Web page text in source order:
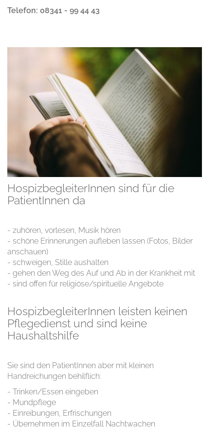
Telefon: 08341 - 99 44 43
HospizbegleiterInnen sind für die
PatientInnen da
- zuhören, vorlesen, Musik hören
- schöne Erinnerungen aufleben lassen (Fotos, Bilder
anschauen)
- schweigen, Stille aushalten
- gehen den Weg des Auf und Ab in der Krankheit mit
- sind offen für religiöse/spirituelle Angebote
HospizbegleiterInnen leisten keinen
Pflegedienst und sind keine
Haushaltshilfe
Sie sind den PatientInnen aber mit kleinen
Handreichungen behilflich:
- Trinken/Essen eingeben
- Mundpflege
- Einreibungen, Erfrischungen
- Übernehmen im Einzelfall Nachtwachen